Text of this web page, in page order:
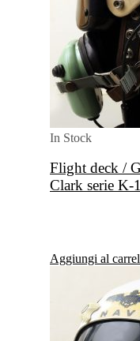
In Stock
Flight deck /
Clark serie K-
Aggiungi al